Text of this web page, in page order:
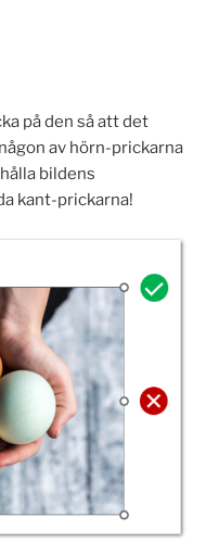
på den så att det
av hörn-prickarna
bildens
kant-prickarna!